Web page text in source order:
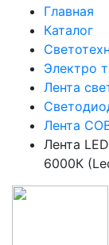
Главная
Каталог
Электро
Лента
Лента
Лента
6000К